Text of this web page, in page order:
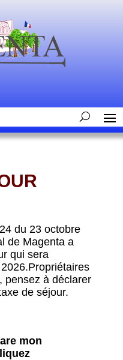
du 23 octobre
de Magenta a
qui sera
pensez à déclarer
de séjour.
mon